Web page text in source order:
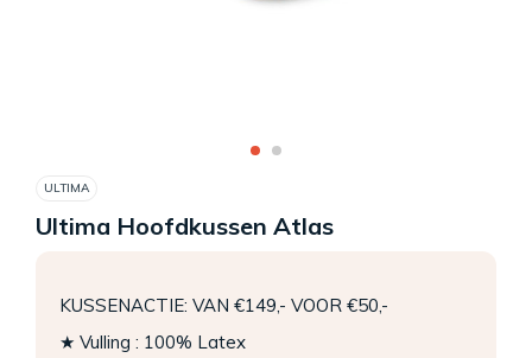
ULTIMA
Ultima Hoofdkussen Atlas
KUSSENACTIE: VAN €149,- VOOR €50,-
★ Vulling : 100% Latex